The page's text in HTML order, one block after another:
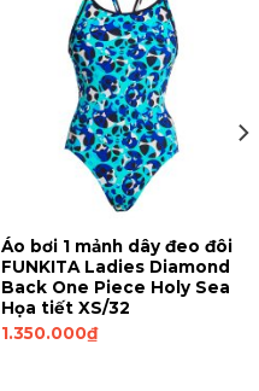
Áo bơi 1 mảnh dây đeo đôi
FUNKITA Ladies Diamond
Back One Piece Holy Sea
Họa tiết XS/32
1.350.000₫